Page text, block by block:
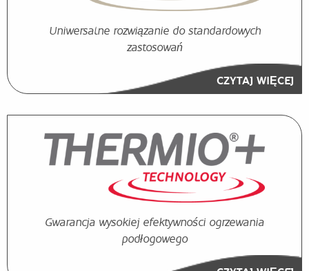
Uniwersalne rozwiązanie do standardowych
zastosowań
CZYTAJ WIĘCEJ
Gwarancja wysokiej efektywności ogrzewania
podłogowego